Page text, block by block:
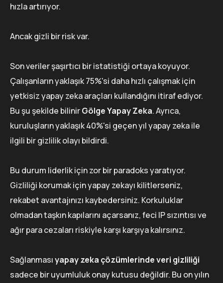
hızla artırıyor.
Ancak gizli bir risk var.
Son veriler şaşırtıcı bir istatistiği ortaya koyuyor.
Çalışanların yaklaşık 75%'si daha hızlı çalışmak için
yetkisiz yapay zeka araçları kullandığını itiraf ediyor.
Bu şu şekilde bilinirGölge Yapay Zeka. Ayrıca,
kuruluşların yaklaşık 40%'si geçen yıl yapay zeka ile
ilgili bir gizlilik olayı bildirdi.
Bu durum liderlik için zor bir paradoks yaratıyor.
Gizliliği korumak için yapay zekayı kilitlerseniz,
rekabet avantajınızı kaybedersiniz. Korkuluklar
olmadan taşkın kapılarını açarsanız, feci IP sızıntısı ve
ağır para cezaları riskiyle karşı karşıya kalırsınız.
Sağlanmasıyapay zeka çözümlerinde veri gizliliği
sadece bir uyumluluk onay kutusu değildir. Bu on yılın